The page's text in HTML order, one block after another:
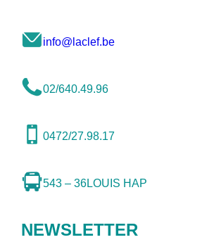
info@laclef.be
02/640.49.96
0472/27.98.17
543 – 36LOUIS HAP
NEWSLETTER